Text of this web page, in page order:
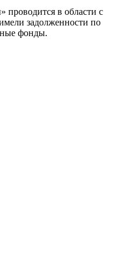
проводится в области с
задолженности по
фонды.